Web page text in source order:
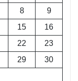
8
9
15
16
22
23
29
30